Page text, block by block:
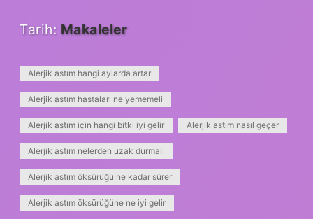
Tarih: Makaleler
Alerjik astım hangi aylarda artar
Alerjik astım hastaları ne yememeli
Alerjik astım için hangi bitki iyi gelir Alerjik astım nasıl geçer
Alerjik astım nelerden uzak durmalı
Alerjik astım öksürüğü ne kadar sürer
Alerjik astım öksürüğüne ne iyi gelir